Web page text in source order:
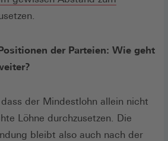
der Parteien: Wie geht
der Mindestlohn allein nicht
Löhne durchzusetzen. Die
bleibt also auch nach der